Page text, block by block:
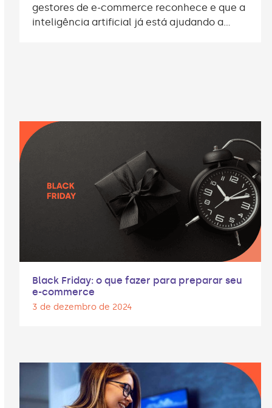
gestores de e-commerce reconhece e que a
inteligência artificial já está ajudando a…
Black Friday: o que fazer para preparar seu
e-commerce
3 de dezembro de 2024